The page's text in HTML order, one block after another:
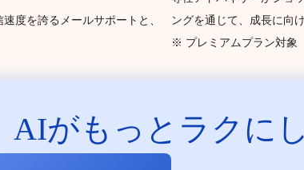
度を誇るメールサポートと、
ングを通じて、成長に向
※ プレミアムプラン対象
AIがもっとラクに